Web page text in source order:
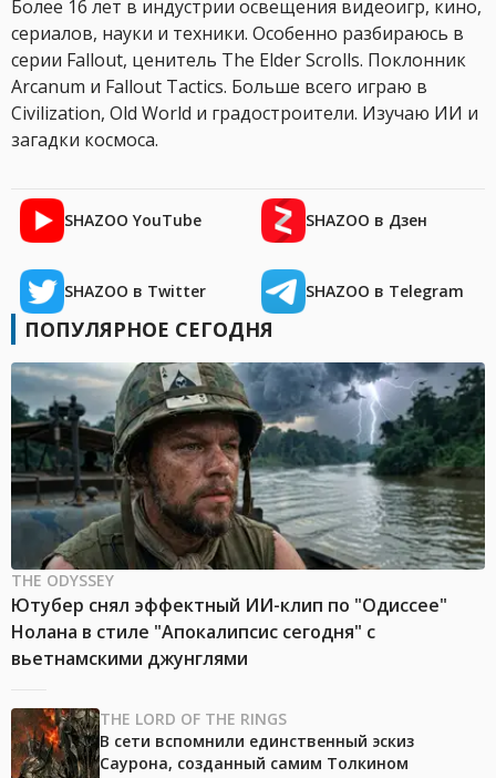
Более 16 лет в индустрии освещения видеоигр, кино,
сериалов, науки и техники. Особенно разбираюсь в
серии Fallout, ценитель The Elder Scrolls. Поклонник
Arcanum и Fallout Tactics. Больше всего играю в
Civilization, Old World и градостроители. Изучаю ИИ и
загадки космоса.
SHAZOO YouTube SHAZOO в Дзен
SHAZOO в Twitter SHAZOO в Telegram
ПОПУЛЯРНОЕ СЕГОДНЯ
THE ODYSSEY
Ютубер снял эффектный ИИ-клип по "Одиссее"
Нолана в стиле "Апокалипсис сегодня" с
вьетнамскими джунглями
THE LORD OF THE RINGS
В сети вспомнили единственный эскиз
Саурона, созданный самим Толкином